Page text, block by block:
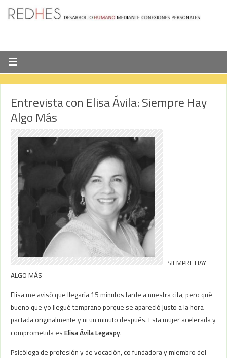
Entrevista con Elisa Ávila: Siempre Hay
Algo Más
SIEMPRE HAY
ALGO MÁS
Elisa me avisó que llegaría 15 minutos tarde a nuestra cita, pero qué
bueno que yo llegué temprano porque se apareció justo a la hora
pactada originalmente y ni un minuto después. Esta mujer acelerada y
comprometida esElisa Ávila Legaspy.
Psicóloga de profesión y de vocación, co fundadora y miembro del